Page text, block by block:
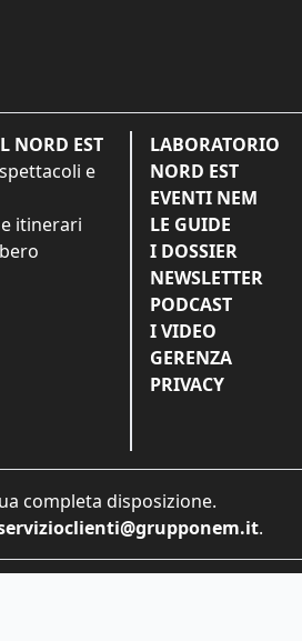
NORD EST
e
itinerari
LABORATORIO
NORD EST
EVENTI NEM
LE GUIDE
I DOSSIER
NEWSLETTER
PODCAST
I VIDEO
GERENZA
PRIVACY
completa disposizione.
.